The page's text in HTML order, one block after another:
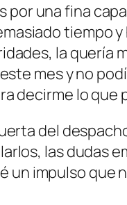
una fina
tiempo
la quería
mes y no
decirme lo que
del
las dudas
impulso que